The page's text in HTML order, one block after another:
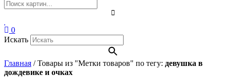
0
Искать
Главная /Товары из "Метки товаров" по тегу: девушка в
дождевике и очках